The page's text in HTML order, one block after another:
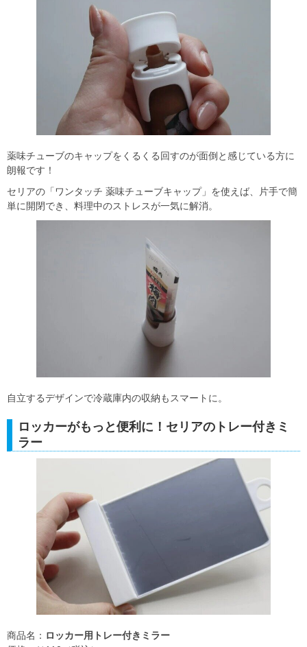
薬味チューブのキャップをくるくる回すのが面倒と感じている方に
朗報です！
セリアの「ワンタッチ 薬味チューブキャップ」を使えば、片手で簡
単に開閉でき、料理中のストレスが一気に解消。
自立するデザインで冷蔵庫内の収納もスマートに。
ロッカーがもっと便利に！セリアのトレー付きミ
ラー
商品名： ロッカー用トレー付きミラー